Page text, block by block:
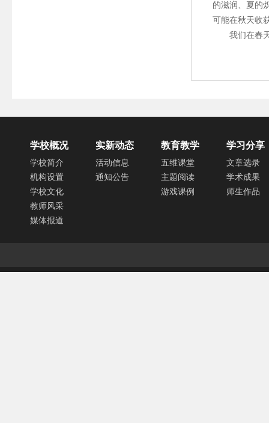
的滋润、夏的
可能在秋天收
我们在春天
学校概况
学校简介
机构设置
学校文化
教师风采
媒体报道
实新动态
活动信息
通知公告
教育教学
五维课堂
主题阅读
游戏课例
学习分享
文章选录
学术成果
师生作品